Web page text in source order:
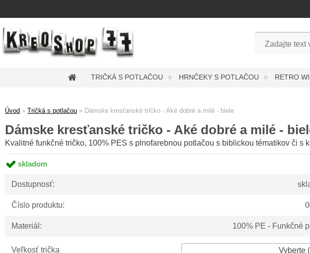
TRIČKÁ S POTLAČOU HRNČEKY S POTLAČOU RETRO
Úvod » Tričká s potlačou » Dámske kresťanské tričko - Aké dobré a milé - biele
Dámske kresťanské tričko - Aké dobré a milé -
Kvalitné funkčné tričko, 100% PES s plnofarebnou potlačou s biblickou tématikov či s
skladom
Dostupnosť:
Číslo produktu:
Materiál: 100% PE - Funkčné
Veľkosť trička Vyberte